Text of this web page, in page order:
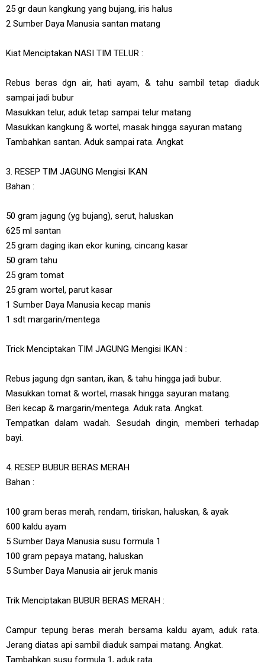
25 gr daun kangkung yang bujang, iris halus
2 Sumber Daya Manusia santan matang
Kiat Menciptakan NASI TIM TELUR :
Rebus beras dgn air, hati ayam, & tahu sambil tetap diaduk
sampai jadi bubur
Masukkan telur, aduk tetap sampai telur matang
Masukkan kangkung & wortel, masak hingga sayuran matang
Tambahkan santan. Aduk sampai rata. Angkat
3. RESEP TIM JAGUNG Mengisi IKAN
Bahan :
50 gram jagung (yg bujang), serut, haluskan
625 ml santan
25 gram daging ikan ekor kuning, cincang kasar
50 gram tahu
25 gram tomat
25 gram wortel, parut kasar
1 Sumber Daya Manusia kecap manis
1 sdt margarin/mentega
Trick Menciptakan TIM JAGUNG Mengisi IKAN :
Rebus jagung dgn santan, ikan, & tahu hingga jadi bubur.
Masukkan tomat & wortel, masak hingga sayuran matang.
Beri kecap & margarin/mentega. Aduk rata. Angkat.
Tempatkan dalam wadah. Sesudah dingin, memberi terhadap
bayi.
4. RESEP BUBUR BERAS MERAH
Bahan :
100 gram beras merah, rendam, tiriskan, haluskan, & ayak
600 kaldu ayam
5 Sumber Daya Manusia susu formula 1
100 gram pepaya matang, haluskan
5 Sumber Daya Manusia air jeruk manis
Trik Menciptakan BUBUR BERAS MERAH :
Campur tepung beras merah bersama kaldu ayam, aduk rata.
Jerang diatas api sambil diaduk sampai matang. Angkat.
Tambahkan susu formula 1, aduk rata.